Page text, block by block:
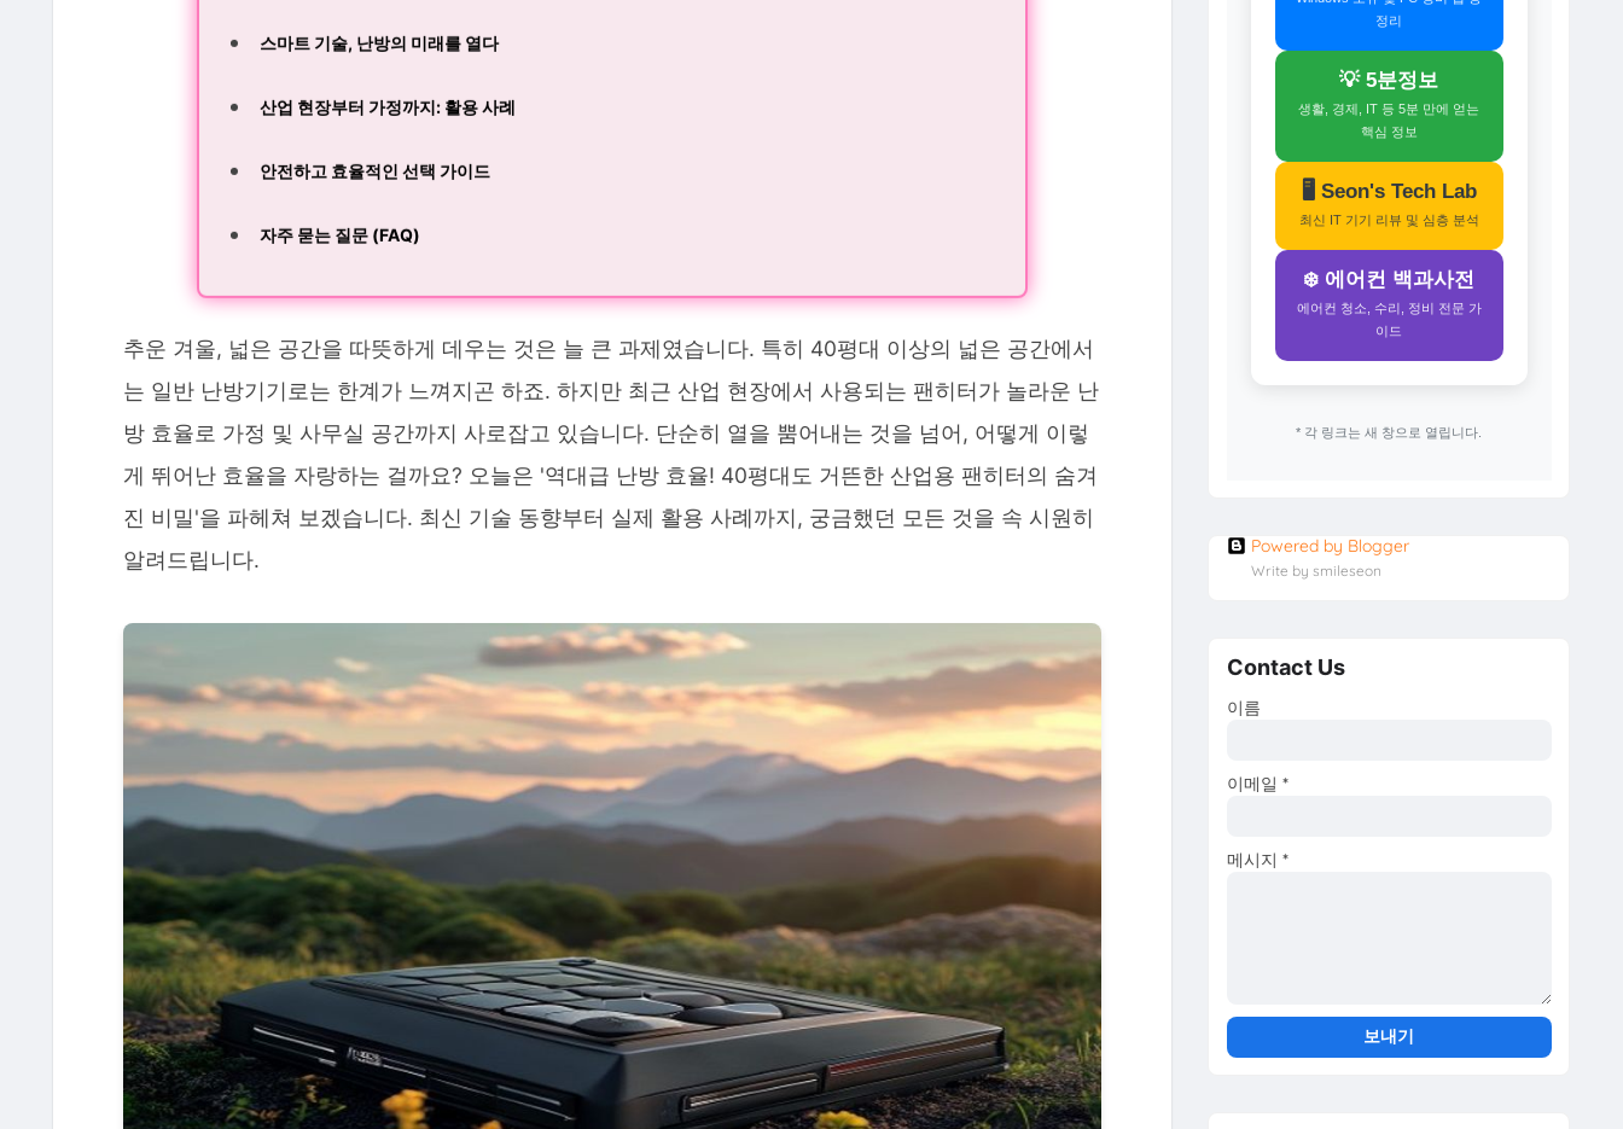
스마트 기술, 난방의 미래를 열다
산업 현장부터 가정까지: 활용 사례
안전하고 효율적인 선택 가이드
자주 묻는 질문 (FAQ)
추운 겨울, 넓은 공간을 따뜻하게 데우는 것은 늘 큰 과제였습니다. 특히 40평대 이상의 넓은 공간에서
는 일반 난방기기로는 한계가 느껴지곤 하죠. 하지만 최근 산업 현장에서 사용되는 팬히터가 놀라운 난
방 효율로 가정 및 사무실 공간까지 사로잡고 있습니다. 단순히 열을 뿜어내는 것을 넘어, 어떻게 이렇
게 뛰어난 효율을 자랑하는 걸까요? 오늘은 '역대급 난방 효율! 40평대도 거뜬한 산업용 팬히터의 숨겨
진 비밀'을 파헤쳐 보겠습니다. 최신 기술 동향부터 실제 활용 사례까지, 궁금했던 모든 것을 속 시원히
알려드립니다.
정리
💡 5분정보
생활, 경제, IT 등 5분 만에 얻는
핵심 정보
🖥️ Seon's Tech Lab
최신 IT 기기 리뷰 및 심층 분석
❄️ 에어컨 백과사전
에어컨 청소, 수리, 정비 전문 가
이드
* 각 링크는 새 창으로 열립니다.
Powered by Blogger
Write by smileseon
Contact Us
이름
이메일 *
메시지 *